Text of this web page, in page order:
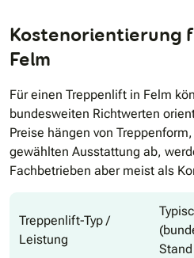
Kostenorientierung
Felm
Für einen Treppenlift in Felm
bundesweiten Richtwerten
Preise hängen von
gewählten Ausstattung ab,
Fachbetrieben aber meist als
Treppenlift-Typ /
Leistung